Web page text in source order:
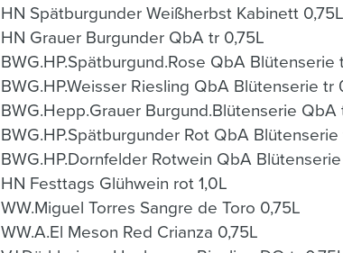
HN Spätburgunder Weißherbst Kabinett 0,75L
HN Grauer Burgunder QbA tr 0,75L
BWG.HP.Spätburgund.Rose QbA Blütenserie
BWG.Hepp.Grauer Burgund.Blütenserie QbA
BWG.HP.Spätburgunder Rot QbA Blütenserie
BWG.HP.Dornfelder Rotwein QbA
HN Festtags Glühwein rot 1,0L
WW.Miguel Torres Sangre de Toro 0,75L
WW.A.El Meson Red Crianza 0,75L